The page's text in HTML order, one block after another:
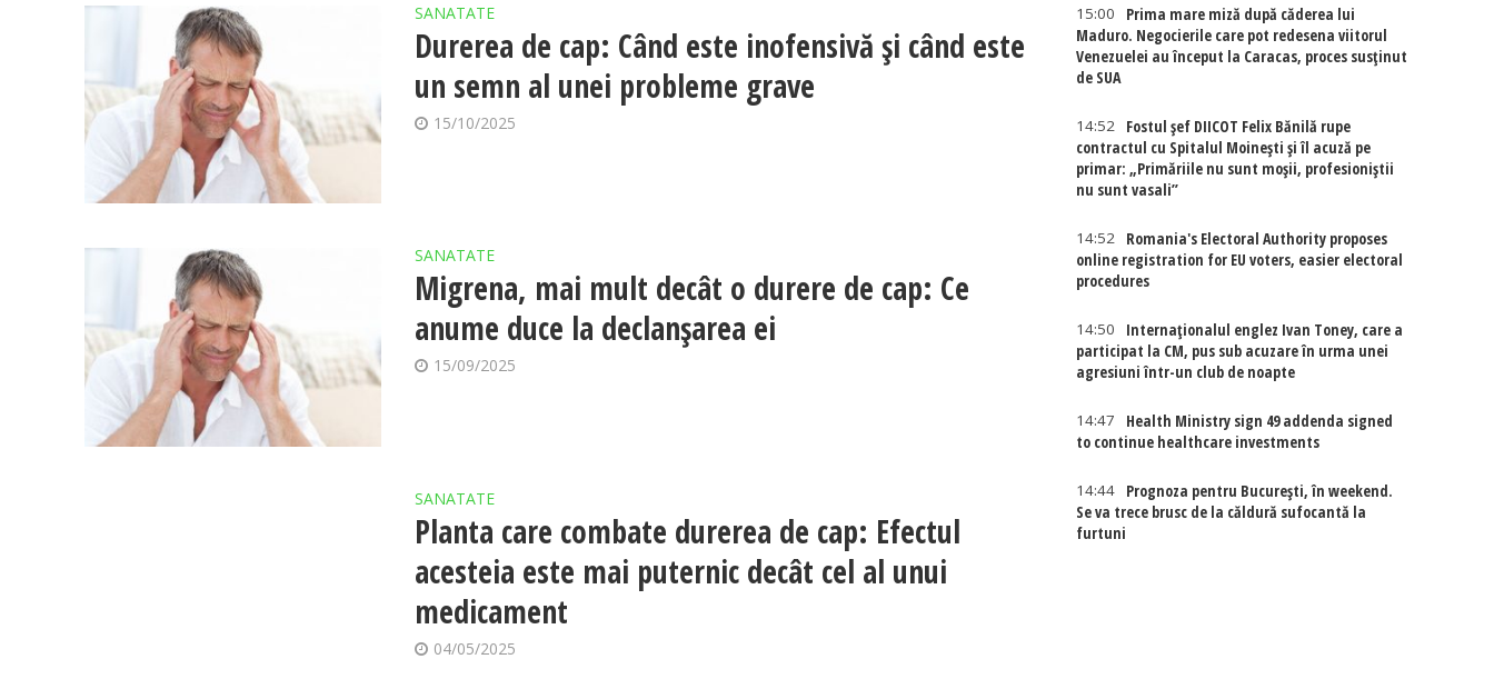
SANATATE
Durerea de cap: Când este inofensivă și când este
un semn al unei probleme grave
15/10/2025
SANATATE
Migrena, mai mult decât o durere de cap: Ce
anume duce la declanșarea ei
15/09/2025
SANATATE
Planta care combate durerea de cap: Efectul
acesteia este mai puternic decât cel al unui
medicament
04/05/2025
15:00
Prima mare miză după căderea lui
Maduro. Negocierile care pot redesena viitorul
Venezuelei au început la Caracas, proces susținut
de SUA
14:52
Fostul șef DIICOT Felix Bănilă rupe
contractul cu Spitalul Moinești și îl acuză pe
primar: „Primăriile nu sunt moșii, profesioniștii
nu sunt vasali”
14:52
Romania's Electoral Authority proposes
online registration for EU voters, easier electoral
procedures
14:50
Internaţionalul englez Ivan Toney, care a
participat la CM, pus sub acuzare în urma unei
agresiuni într-un club de noapte
14:47
Health Ministry sign 49 addenda signed
to continue healthcare investments
14:44
Prognoza pentru București, în weekend.
Se va trece brusc de la căldură sufocantă la
furtuni